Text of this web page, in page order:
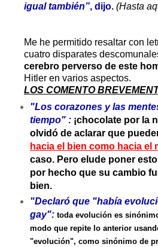
igual también”, dijo. (Hasta
Me he permitido resaltar con
cuatro disparates
cerebro perverso de este
Hitler en varios aspectos.
LOS COMENTO
"Los corazones y las
tiempo": ¡chocolate por la
olvidó de aclarar que
hacia el bien como hacia el
caso. Pero elude poner
por hecho que su cambio
bien.
"Declaró que "había
gay": toda evolución es
modo que repite lo anterior
"evolución", como sinónimo de